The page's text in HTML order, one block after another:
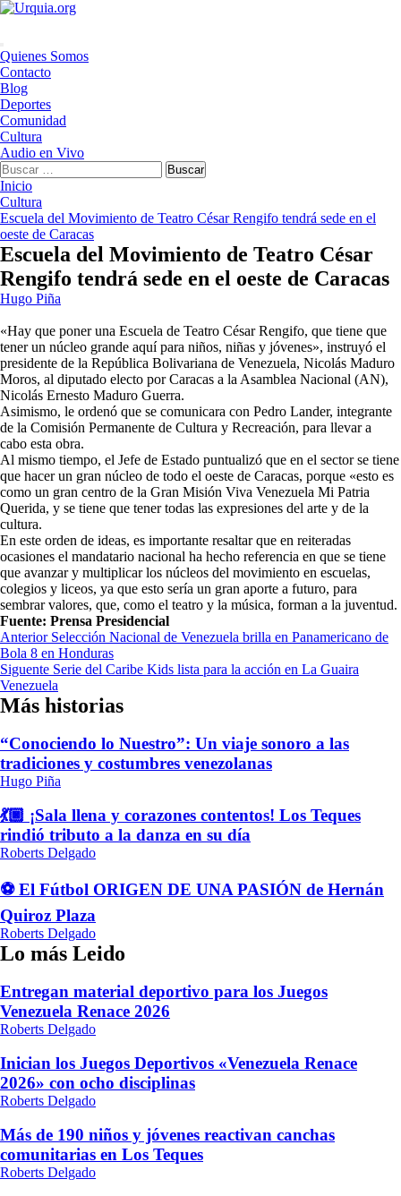
Saltar
Menú
principal
Quienes Somos
Contacto
Blog
Deportes
Comunidad
Cultura
Audio en Vivo
Buscar:
Inicio
Cultura
Escuela del Movimiento de Teatro César Rengifo tendrá sede en el
oeste de Caracas
Escuela del Movimiento de Teatro César
Rengifo tendrá sede en el oeste de Caracas
Hugo Piña
«Hay que poner una Escuela de Teatro César Rengifo, que tiene que
tener un núcleo grande aquí para niños, niñas y jóvenes», instruyó el
presidente de la República Bolivariana de Venezuela, Nicolás Maduro
Moros, al diputado electo por Caracas a la Asamblea Nacional (AN),
Nicolás Ernesto Maduro Guerra.
Asimismo, le ordenó que se comunicara con Pedro Lander, integrante
de la Comisión Permanente de Cultura y Recreación, para llevar a
cabo esta obra.
Al mismo tiempo, el Jefe de Estado puntualizó que en el sector se tiene
que hacer un gran núcleo de todo el oeste de Caracas, porque «esto es
como un gran centro de la Gran Misión Viva Venezuela Mi Patria
Querida, y se tiene que tener todas las expresiones del arte y de la
cultura.
En este orden de ideas, es importante resaltar que en reiteradas
ocasiones el mandatario nacional ha hecho referencia en que se tiene
que avanzar y multiplicar los núcleos del movimiento en escuelas,
colegios y liceos, ya que esto sería un gran aporte a futuro, para
sembrar valores, que, como el teatro y la música, forman a la juventud.
Fuente: Prensa Presidencial
Navegación
de
entradas
AnteriorSelección Nacional de Venezuela brilla en Panamericano de
Bola 8 en Honduras
Siguente Serie del Caribe Kids lista para la acción en La Guaira
Venezuela
Más historias
“Conociendo lo Nuestro”: Un viaje sonoro a las
tradiciones y costumbres venezolanas
Hugo Piña
💃🏿 ¡Sala llena y corazones contentos! Los Teques
rindió tributo a la danza en su día
Roberts Delgado
⚽ El Fútbol ORIGEN DE UNA PASIÓN de Hernán
Quiroz Plaza
Roberts Delgado
Lo más Leido
Entregan material deportivo para los Juegos
Venezuela Renace 2026
Roberts Delgado
Inician los Juegos Deportivos «Venezuela Renace
2026» con ocho disciplinas
Roberts Delgado
Más de 190 niños y jóvenes reactivan canchas
comunitarias en Los Teques
Roberts Delgado